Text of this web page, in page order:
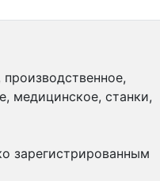
медицинское, станки,
зарегистрированным